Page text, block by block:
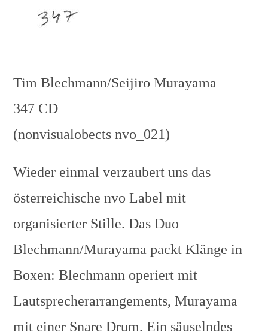
Tim Blechmann/Seijiro Murayama
347 CD
(nonvisualobects nvo_021)
Wieder einmal verzaubert uns das
österreichische nvo Label mit
organisierter Stille. Das Duo
Blechmann/Murayama packt Klänge in
Boxen: Blechmann operiert mit
Lautsprecherarrangements, Murayama
mit einer Snare Drum. Ein säuselndes